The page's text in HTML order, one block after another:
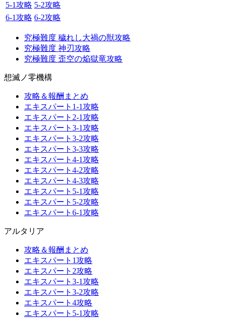
5-1攻略 5-2攻略
6-1攻略 6-2攻略
究極難度 穢れし大禍の獣攻略
究極難度 神刃攻略
究極難度 歪空の焔獄竜攻略
想滅ノ零機構
攻略＆報酬まとめ
エキスパート1-1攻略
エキスパート2-1攻略
エキスパート3-1攻略
エキスパート3-2攻略
エキスパート3-3攻略
エキスパート4-1攻略
エキスパート4-2攻略
エキスパート4-3攻略
エキスパート5-1攻略
エキスパート5-2攻略
エキスパート6-1攻略
アルタリア
攻略＆報酬まとめ
エキスパート1攻略
エキスパート2攻略
エキスパート3-1攻略
エキスパート3-2攻略
エキスパート4攻略
エキスパート5-1攻略